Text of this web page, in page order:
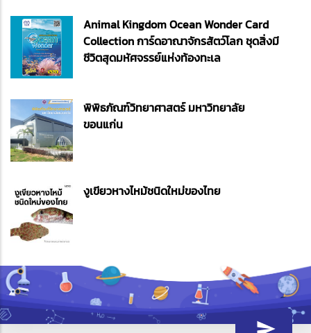
Animal Kingdom Ocean Wonder Card
Collection การ์ดอาณาจักรสัตว์โลก ชุดสิ่งมี
ชีวิตสุดมหัศจรรย์แห่งท้องทะเล
พิพิธภัณฑ์วิทยาศาสตร์ มหาวิทยาลัย
ขอนแก่น
งูเขียวหางไหม้ชนิดใหม่ของไทย